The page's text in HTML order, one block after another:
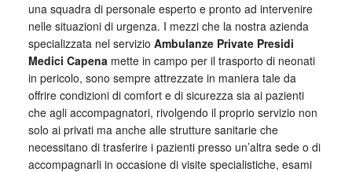
una squadra di personale esperto e pronto ad intervenire
nelle situazioni di urgenza. I mezzi che la nostra azienda
specializzata nel servizio Ambulanze Private Presidi
Medici Capenamette in campo per il trasporto di neonati
in pericolo, sono sempre attrezzate in maniera tale da
offrire condizioni di comfort e di sicurezza sia ai pazienti
che agli accompagnatori, rivolgendo il proprio servizio non
solo ai privati ma anche alle strutture sanitarie che
necessitano di trasferire i pazienti presso un’altra sede o di
accompagnarli in occasione di visite specialistiche, esami